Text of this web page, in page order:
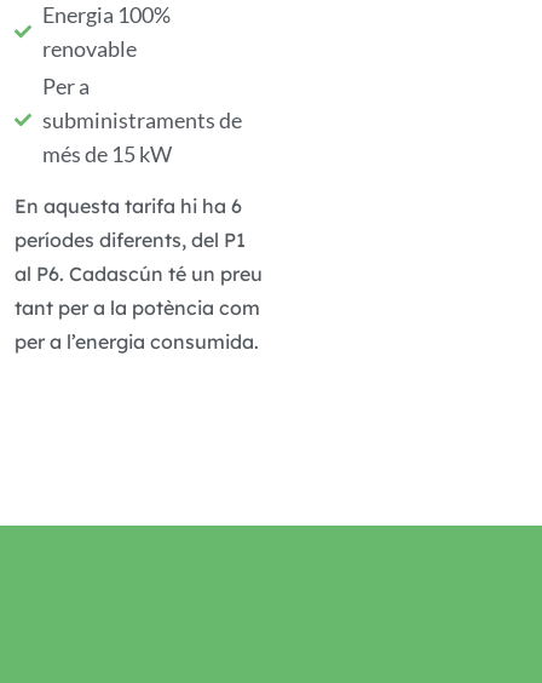
Energia 100%
renovable
Per a
subministraments de
més de 15 kW
En aquesta tarifa hi ha 6
períodes diferents, del P1
al P6. Cadascún té un preu
tant per a la potència com
per a l’energia consumida.